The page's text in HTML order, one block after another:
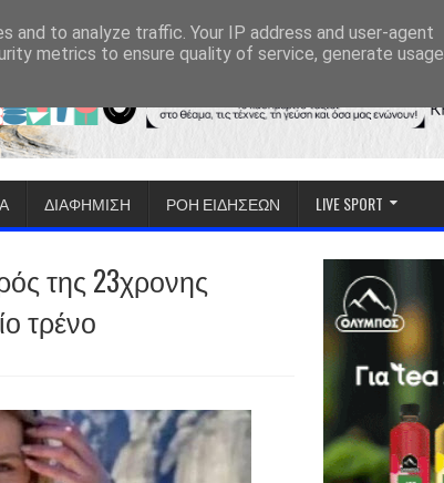
ΔΙΑΦΗΜΙΣΗ ΡΟΗ ΕΙΔΗΣΕΩΝ LIVE SPORT
της 23χρονης
τρένο
to analyze traffic. Your IP address and user-agent
metrics to ensure quality of service, generate usage